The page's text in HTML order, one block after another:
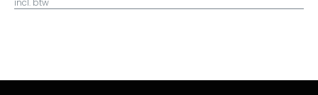
incl. btw